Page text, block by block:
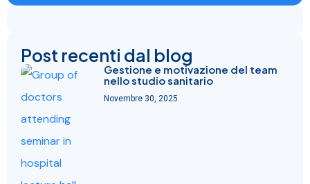
Post recenti dal blog
Gestione e motivazione del team
nello studio sanitario
Novembre 30, 2025